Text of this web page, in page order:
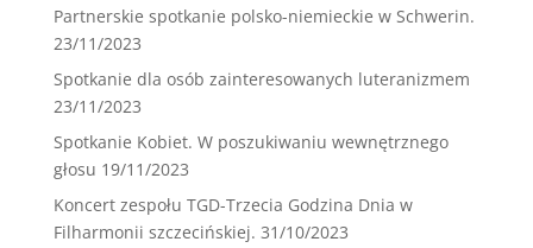
Partnerskie spotkanie polsko-niemieckie w Schwerin.
23/11/2023
Spotkanie dla osób zainteresowanych luteranizmem
23/11/2023
Spotkanie Kobiet. W poszukiwaniu wewnętrznego
głosu 19/11/2023
Koncert zespołu TGD-Trzecia Godzina Dnia w
Filharmonii szczecińskiej. 31/10/2023